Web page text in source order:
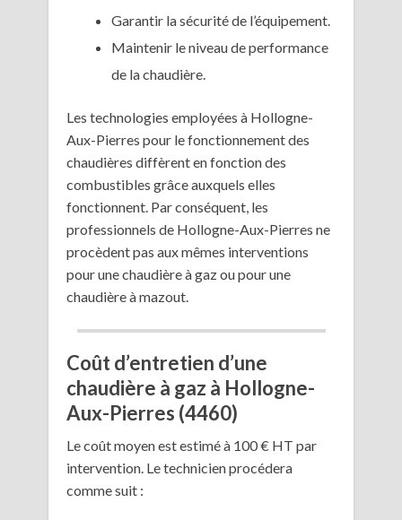
Garantir la sécurité de l’équipement.
Maintenir le niveau de performance
de la chaudière.
Les technologies employées à Hollogne-
Aux-Pierres pour le fonctionnement des
chaudières diffèrent en fonction des
combustibles grâce auxquels elles
fonctionnent. Par conséquent, les
professionnels de Hollogne-Aux-Pierres ne
procèdent pas aux mêmes interventions
pour une chaudière à gaz ou pour une
chaudière à mazout.
Coût d’entretien d’une
chaudière à gaz à Hollogne-
Aux-Pierres (4460)
Le coût moyen est estimé à 100 € HT par
intervention. Le technicien procédera
comme suit :